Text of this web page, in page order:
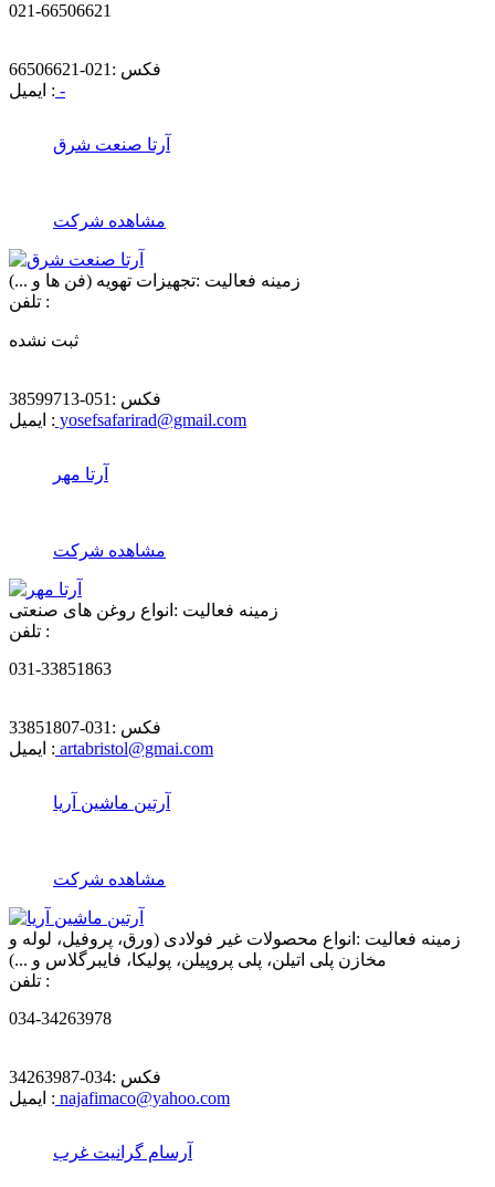
021-66506621
فکس : 021-66506621
ایمیل : -
آرتا صنعت شرق
مشاهده شرکت
زمینه فعالیت :تجهیزات تهویه (فن ها و ...)
تلفن :
ثبت نشده
فکس : 051-38599713
ایمیل : yosefsafarirad@gmail.com
آرتا مهر
مشاهده شرکت
زمینه فعالیت : انواع روغن های صنعتی
تلفن :
031-33851863
فکس : 031-33851807
ایمیل : artabristol@gmai.com
آرتین ماشین آریا
مشاهده شرکت
زمینه فعالیت : انواع محصولات غیر فولادی (ورق، پروفیل، لوله و
مخازن پلی اتیلن، پلی پروپیلن، پولیکا، فایبرگلاس و ...)
تلفن :
034-34263978
فکس :034-34263987
ایمیل : najafimaco@yahoo.com
آرسام گرانیت غرب